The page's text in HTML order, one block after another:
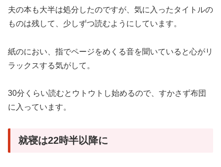
夫の本も大半は処分したのですが、気に入ったタイトルの
ものは残して、少しずつ読むようにしています。
紙のにおい、指でページをめくる音を聞いていると心がリ
ラックスする気がして。
30分くらい読むとウトウトし始めるので、すかさず布団
に入っています。
就寝は22時半以降に